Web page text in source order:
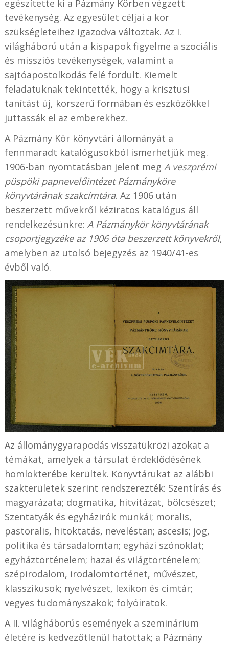
egészítette ki a Pázmány Körben végzett
tevékenység. Az egyesület céljai a kor
szükségleteihez igazodva változtak. Az I.
világháború után a kispapok figyelme a szociális
és missziós tevékenységek, valamint a
sajtóapostolkodás felé fordult. Kiemelt
feladatuknak tekintették, hogy a krisztusi
tanítást új, korszerű formában és eszközökkel
juttassák el az emberekhez.
A Pázmány Kör könyvtári állományát a
fennmaradt katalógusokból ismerhetjük meg.
1906-ban nyomtatásban jelent meg A veszprémi
püspöki papnevelőintézet Pázmányköre
könyvtárának szakcímtára. Az 1906 után
beszerzett művekről kéziratos katalógus áll
rendelkezésünkre: A Pázmánykör könyvtárának
csoportjegyzéke az 1906 óta beszerzett könyvekről,
amelyben az utolsó bejegyzés az 1940/41-es
évből való.
Az állománygyarapodás visszatükrözi azokat a
témákat, amelyek a társulat érdeklődésének
homlokterébe kerültek. Könyvtárukat az alábbi
szakterületek szerint rendszerezték: Szentírás és
magyarázata; dogmatika, hitvitázat, bölcsészet;
Szentatyák és egyházirók munkái; moralis,
pastoralis, hitoktatás, neveléstan; ascesis; jog,
politika és társadalomtan; egyházi szónoklat;
egyháztörténelem; hazai és világtörténelem;
szépirodalom, irodalomtörténet, művészet,
klasszikusok; nyelvészet, lexikon és cimtár;
vegyes tudományszakok; folyóiratok.
A II. világháborús események a szeminárium
életére is kedvezőtlenül hatottak; a Pázmány